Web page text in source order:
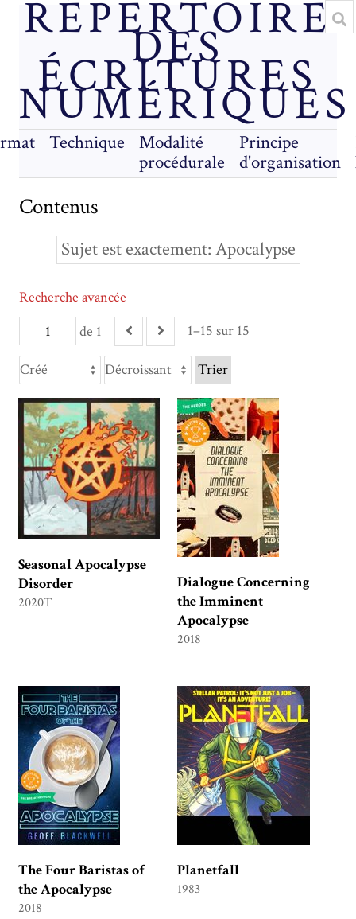
RÉPERTOIRE
DES
ÉCRITURES
NUMÉRIQUES
Technique
Modalité
procédurale
Principe
d'organisation
Contenus
Sujet est exactement Apocalypse
de 1 1–15 sur 15
Recherche avancée
Trier
Seasonal Apocalypse
Disorder
2020T
Dialogue Concerning
the Imminent
Apocalypse
2018
The Four Baristas of
the Apocalypse
2018
Planetfall
1983